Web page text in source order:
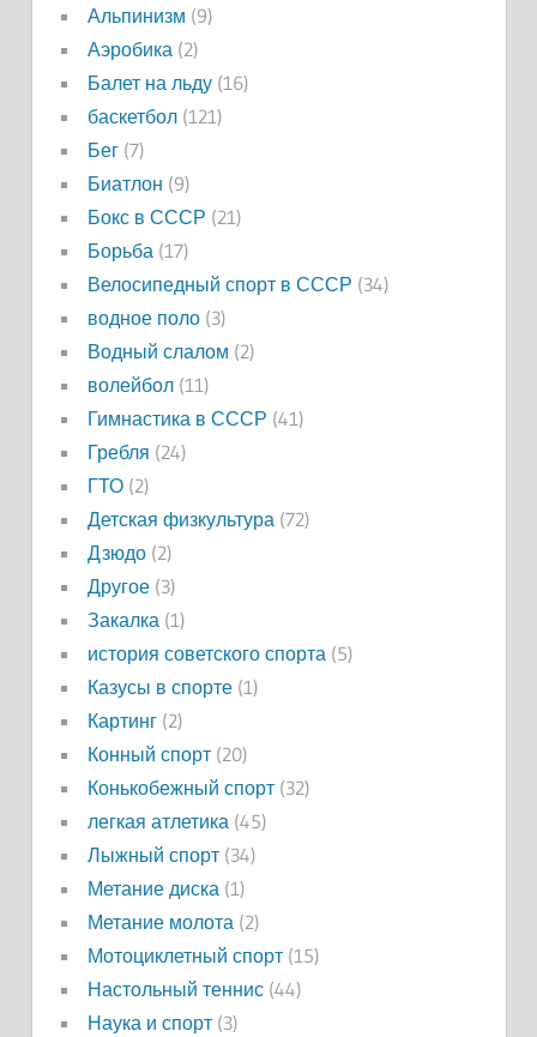
Альпинизм (9)
Аэробика(2)
Балет на льду(16)
баскетбол(121)
Бег(7)
Биатлон (9)
Бокс в СССР (21)
Борьба(17)
Велосипедный спорт в СССР (34)
водное поло(3)
Водный слалом (2)
волейбол(11)
Гимнастика в СССР (41)
Гребля (24)
ГТО(2)
Детская физкультура(72)
Дзюдо(2)
Другое(3)
Закалка(1)
история советского спорта(5)
Казусы в спорте(1)
Картинг(2)
Конный спорт(20)
Конькобежный спорт(32)
легкая атлетика(45)
Лыжный спорт(34)
Метание диска(1)
Метание молота(2)
Мотоциклетный спорт(15)
Настольный теннис(44)
Наука и спорт(3)